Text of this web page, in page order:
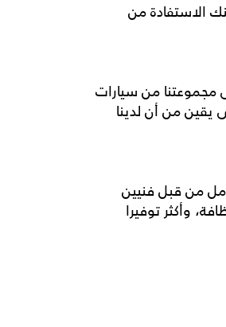
الاستفادة من
مجموعتنا من سيارات
يقين من أن لدينا
كما يتم فحصها بالكامل من قبل فنيين
وأكثر توفيرا